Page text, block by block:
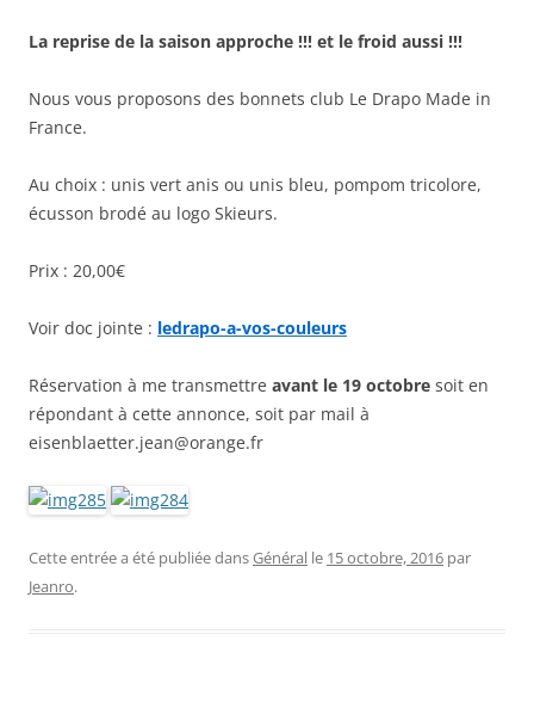
La reprise de la saison approche !!! et le froid aussi !!!
Nous vous proposons des bonnets club Le Drapo Made in
France.
Au choix : unis vert anis ou unis bleu, pompom tricolore,
écusson brodé au logo Skieurs.
Prix : 20,00€
Voir doc jointe : ledrapo-a-vos-couleurs
Réservation à me transmettre avant le 19 octobre soit en
répondant à cette annonce, soit par mail à
eisenblaetter.jean@orange.fr
Cette entrée a été publiée dansGénéral le 15 octobre, 2016 par
Jeanro.